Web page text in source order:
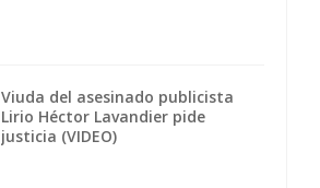
Viuda del asesinado publicista
Lirio Héctor Lavandier pide
justicia (VIDEO)